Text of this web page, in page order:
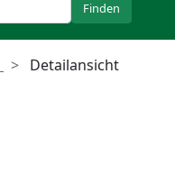
Detailansicht